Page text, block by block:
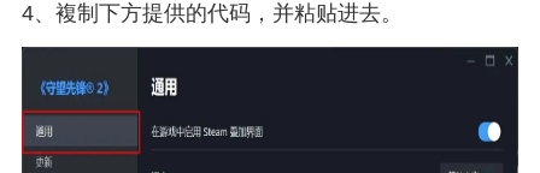
4、複制下方提供的代码，并粘贴进去。